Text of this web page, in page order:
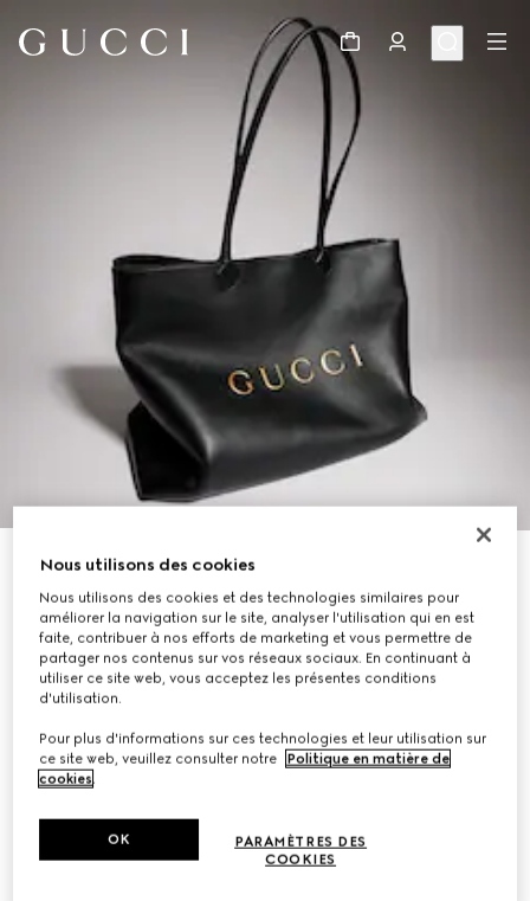
Exclusivité En Ligne
Cabas Gucci NY grand format
€ 2.450
Déclinaisons cuir noir
Nous utilisons des cookies
Nous utilisons des cookies et des technologies similaires pour
améliorer la navigation sur le site, analyser l'utilisation qui en est
faite, contribuer à nos efforts de marketing et vous permettre de
partager nos contenus sur vos réseaux sociaux. En continuant à
utiliser ce site web, vous acceptez les présentes conditions
d'utilisation.
Pour plus d'informations sur ces technologies et leur utilisation sur
ce site web, veuillez consulter notre
Politique en matière de
cookies.
PARAMÈTRES DES
COOKIES
OK